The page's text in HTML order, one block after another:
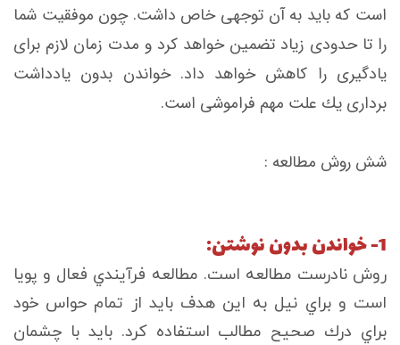
است كه باید به آن توجهی خاص داشت. چون موفقیت شما
را تا حدودی زیاد تضمین خواهد كرد و مدت زمان لازم برای
یادگیری را كاهش خواهد داد. خواندن بدون یادداشت
برداری یك علت مهم فراموشی است.
شش روش مطالعه :
1- خواندن بدون نوشتن:
روش نادرست مطالعه است. مطالعه فرآيندي فعال و پويا
است و براي نيل به اين هدف بايد از تمام حواس خود
براي درك صحيح مطالب استفاده كرد. بايد با چشمان